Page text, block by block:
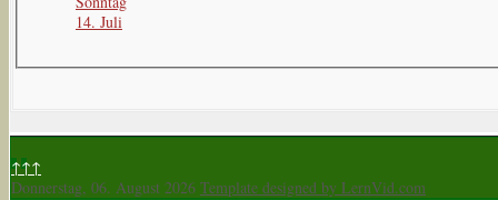
14. Juli
↑↑↑
Donnerstag, 06. August 2026 Template designed by LernVid.com